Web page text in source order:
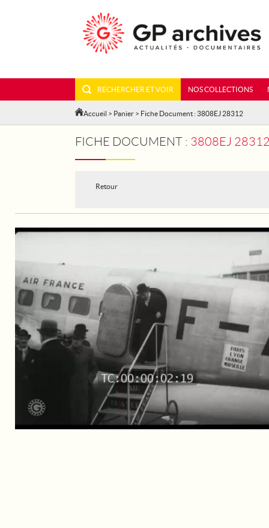
RECHERCHER ET VOIR NOS COLLECTIONS
Accueil > Panier > Fiche Document : 3808EJ 28312
FICHE DOCUMENT : 3808EJ 28312 -
Retour